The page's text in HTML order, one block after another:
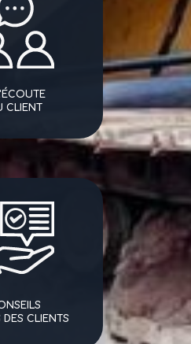
CLIENT
DES CLIENTS